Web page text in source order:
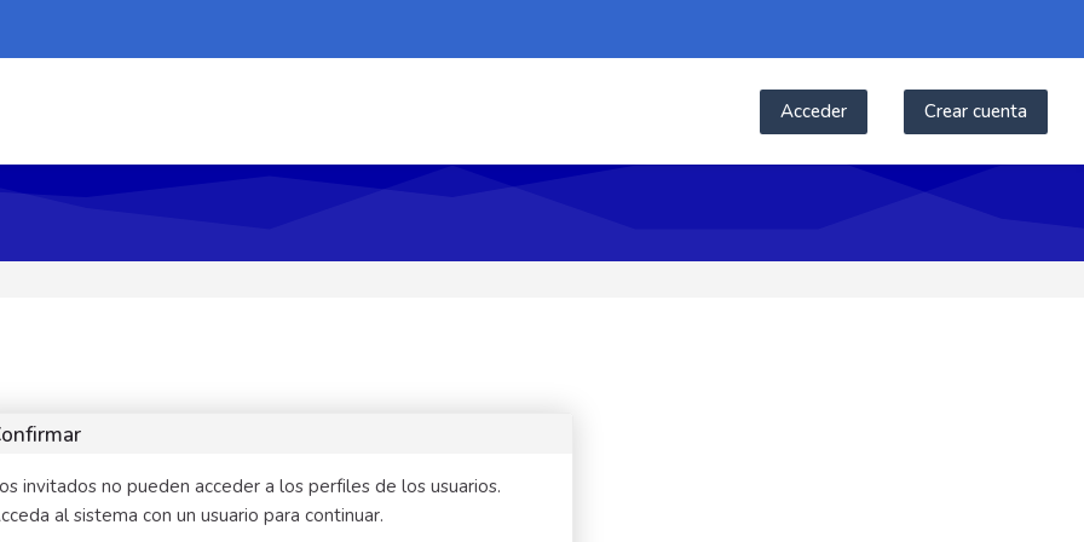
Acceder Crear cuenta
invitados no pueden acceder a los perfiles de los usuarios.
al sistema con un usuario para continuar.